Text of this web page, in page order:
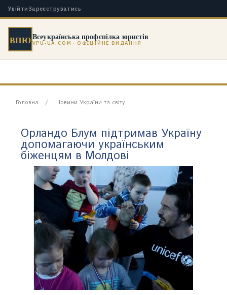
Увійти Зареєструватись
ВПЮВсеукраїнська профспілка юристів
VPU-UA.COM · ОФІЦІЙНЕ ВИДАННЯ
Головна Новини України та світу
Орландо Блум підтримав Україну
допомагаючи українським
біженцям в Молдові